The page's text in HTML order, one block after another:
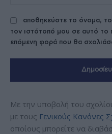
αποθηκεύστε το όνομα, το
τον ιστότοπό μου σε αυτό το
επόμενη φορά που θα
Με την υποβολή του
με τους Γενικούς Κανόνες
οποίους μπορείτε να